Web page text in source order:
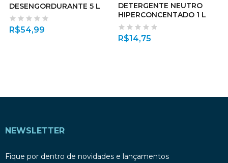
DESENGORDURANTE 5 L
R$54,99
DETERGENTE NEUTRO
HIPERCONCENTADO 1 L
R$14,75
NEWSLETTER
Fique por dentro de novidades e lançamentos